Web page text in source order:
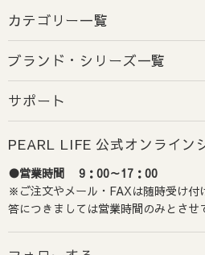
カテゴリー一覧
ブランド・シリーズ一覧
サポート
PEARL LIFE 公式オンライン
●営業時間 9：00～17：00
※ご注文やメール・FAXは随時受け付
答につきましては営業時間のみとさせ